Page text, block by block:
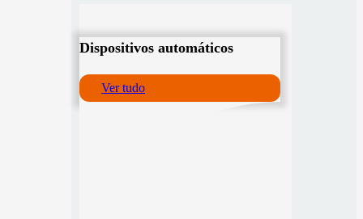
Dispositivos automáticos
Ver tudo